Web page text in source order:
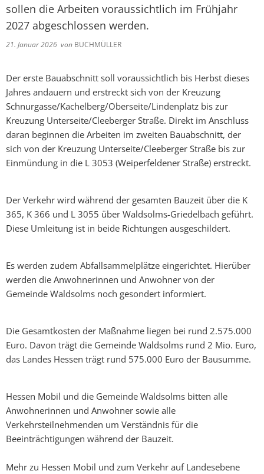
sollen die Arbeiten voraussichtlich im Frühjahr
2027 abgeschlossen werden.
21. Januar 2026 von BUCHMÜLLER
Der erste Bauabschnitt soll voraussichtlich bis Herbst dieses
Jahres andauern und erstreckt sich von der Kreuzung
Schnurgasse/Kachelberg/Oberseite/Lindenplatz bis zur
Kreuzung Unterseite/Cleeberger Straße. Direkt im Anschluss
daran beginnen die Arbeiten im zweiten Bauabschnitt, der
sich von der Kreuzung Unterseite/Cleeberger Straße bis zur
Einmündung in die L 3053 (Weiperfeldener Straße) erstreckt.
Der Verkehr wird während der gesamten Bauzeit über die K
365, K 366 und L 3055 über Waldsolms-Griedelbach geführt.
Diese Umleitung ist in beide Richtungen ausgeschildert.
Es werden zudem Abfallsammelplätze eingerichtet. Hierüber
werden die Anwohnerinnen und Anwohner von der
Gemeinde Waldsolms noch gesondert informiert.
Die Gesamtkosten der Maßnahme liegen bei rund 2.575.000
Euro. Davon trägt die Gemeinde Waldsolms rund 2 Mio. Euro,
das Landes Hessen trägt rund 575.000 Euro der Bausumme.
Hessen Mobil und die Gemeinde Waldsolms bitten alle
Anwohnerinnen und Anwohner sowie alle
Verkehrsteilnehmenden um Verständnis für die
Beeinträchtigungen während der Bauzeit.
Mehr zu Hessen Mobil und zum Verkehr auf Landesebene